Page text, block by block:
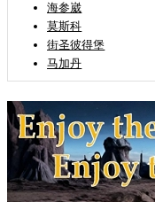
海参崴
莫斯科
街圣彼得堡
马加丹